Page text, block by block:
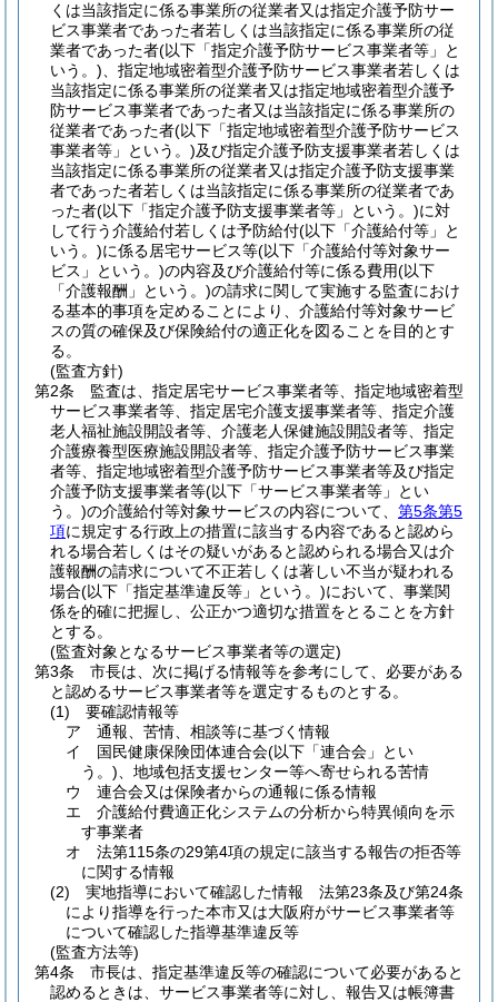
くは当該指定に係る事業所の従業者又は指定介護予防サー
ビス事業者であった者若しくは当該指定に係る事業所の従
業者であった者(以下「指定介護予防サービス事業者等」と
いう。) 、指定地域密着型介護予防サービス事業者若しくは
当該指定に係る事業所の従業者又は指定地域密着型介護予
防サービス事業者であった者又は当該指定に係る事業所の
従業者であった者(以下「指定地域密着型介護予防サービス
事業者等」という。)及び指定介護予防支援事業者若しくは
当該指定に係る事業所の従業者又は指定介護予防支援事業
者であった者若しくは当該指定に係る事業所の従業者であ
った者(以下「指定介護予防支援事業者等」という。)に対
して行う介護給付若しくは予防給付(以下「介護給付等」と
いう。)に係る居宅サービス等(以下「介護給付等対象サー
ビス」という。)の内容及び介護給付等に係る費用(以下
「介護報酬」という。)の請求に関して実施する監査におけ
る基本的事項を定めることにより、介護給付等対象サービ
スの質の確保及び保険給付の適正化を図ることを目的とす
る。
(監査方針)
第2条
監査は、指定居宅サービス事業者等、指定地域密着型
サービス事業者等、指定居宅介護支援事業者等、指定介護
老人福祉施設開設者等、介護老人保健施設開設者等、指定
介護療養型医療施設開設者等、指定介護予防サービス事業
者等、指定地域密着型介護予防サービス事業者等及び指定
介護予防支援事業者等(以下「サービス事業者等」とい
う。)の介護給付等対象サービスの内容について、 第5条第5
項に規定する行政上の措置に該当する内容であると認めら
れる場合若しくはその疑いがあると認められる場合又は介
護報酬の請求について不正若しくは著しい不当が疑われる
場合(以下「指定基準違反等」という。)において、事業関
係を的確に把握し、公正かつ適切な措置をとることを方針
とする。
(監査対象となるサービス事業者等の選定)
第3条
市長は、次に掲げる情報等を参考にして、必要がある
と認めるサービス事業者等を選定するものとする。
(1)
要確認情報等
ア
通報、苦情、相談等に基づく情報
イ
国民健康保険団体連合会(以下「連合会」とい
う。) 、地域包括支援センター等へ寄せられる苦情
ウ
連合会又は保険者からの通報に係る情報
エ
介護給付費適正化システムの分析から特異傾向を示
す事業者
オ
法第115条の29第4項の規定に該当する報告の拒否等
に関する情報
(2)
実地指導において確認した情報 法第23条及び第24条
により指導を行った本市又は大阪府がサービス事業者等
について確認した指導基準違反等
(監査方法等)
第4条
市長は、指定基準違反等の確認について必要があると
認めるときは、サービス事業者等に対し、報告又は帳簿書